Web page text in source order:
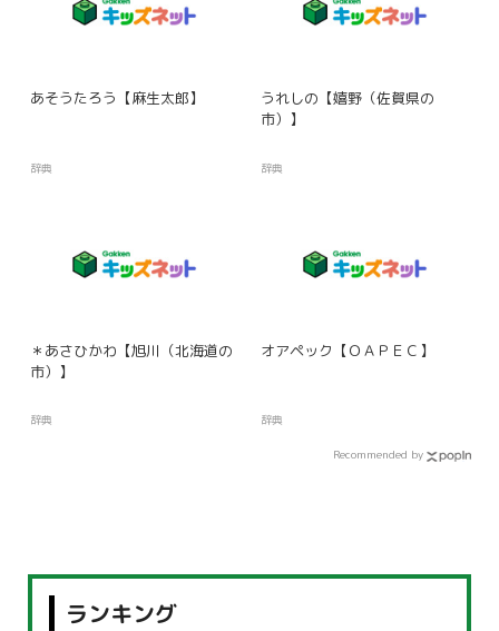
あそうたろう【麻生太郎】
辞典
うれしの【嬉野（佐賀県の
市）】
辞典
＊あさひかわ【旭川（北海道の
市）】
辞典
オアペック【ＯＡＰＥＣ】
辞典
Recommended by
ランキング